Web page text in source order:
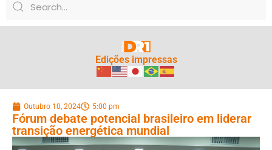
Edições impressas
Outubro 10, 2024 5:00 pm
Fórum debate potencial brasileiro em liderar
transição energética mundial